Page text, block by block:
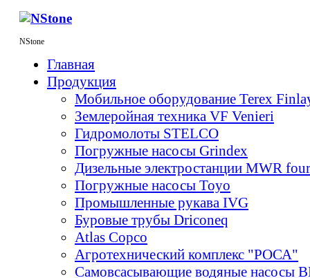
NStone
Главная
Продукция
Мобильное оборудование Terex
Землеройная техника VF Venieri
Гидромолоты STELCO
Погружные насосы Grindex
Дизельные электростанции MWR
Погружные насосы Toyo
Промышленные рукава IVG
Буровые трубы Driconeq
Atlas Copco
Агротехнический комплекс "РОСА"
Самовсасывающие водяные насосы